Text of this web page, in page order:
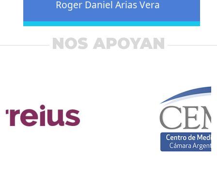
Roger Daniel Arias Vera
NOS APOYAN